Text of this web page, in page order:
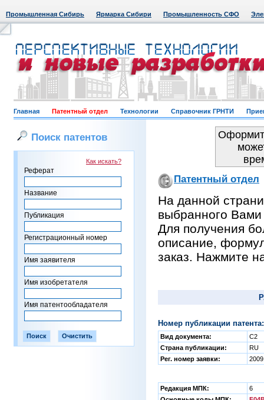
Промышленная Сибирь Ярмарка Сибири Промышленность СФО
Главная Патентный отдел Технологии Справочник ГРНТИ
Поиск патентов
Как искать?
Реферат
Название
Публикация
Регистрационный номер
Имя заявителя
Имя изобретателя
Имя патентообладателя
Патентный отдел
На данной
выбранного Вами
Для получения
описание,
заказ. Нажмите
Номер публикации
Вид документа:
C2
Страна публикации:
RU
Рег. номер заявки:
Редакция МПК:
6